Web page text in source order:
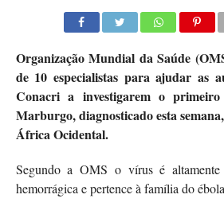
Organização Mundial da Saúde
de 10 especialistas para ajudar as
Conacri a investigarem o
Marburgo, diagnosticado esta
África Ocidental.
Segundo a OMS o vírus é altamente
hemorrágica e pertence à família do